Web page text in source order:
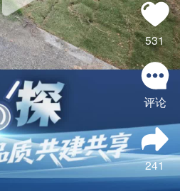
531
评论
241